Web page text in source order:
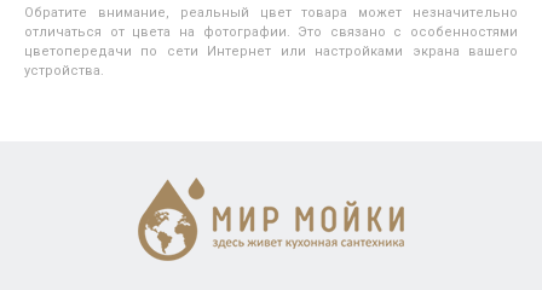
Обратите внимание, реальный цвет товара может незначительно
отличаться от цвета на фотографии. Это связано с особенностями
цветопередачи по сети Интернет или настройками экрана вашего
устройства.